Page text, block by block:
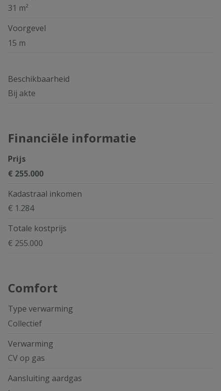
31 m²
Voorgevel
15 m
Beschikbaarheid
Bij akte
Financiële informatie
Prijs
€ 255.000
Kadastraal inkomen
€ 1.284
Totale kostprijs
€ 255.000
Comfort
Type verwarming
Collectief
Verwarming
CV op gas
Aansluiting aardgas